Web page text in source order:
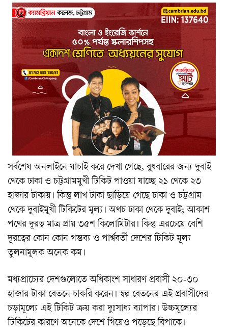
সর্বশেষ অনলাইনে যাচাই করে দেখা গেছে, বুধবারের জন্য দুবাই
থেকে ঢাকা ও চট্টগ্রামমুখী টিকিট পাওয়া যাচ্ছে ২১ থেকে ২৩
হাজার টাকায়। কিন্তু লাখ টাকা ছাড়িয়ে গেছে ঢাকা ও চট্টগ্রাম
থেকে দুবাইমুখী টিকিটের মূল্য। অথচ ঢাকা থেকে দুবাই; আকাশ
পথের দূরত্ব মাত্র প্রায় ৩৫শ কিলোমিটার। কিন্তু এরচেয়ে বেশি
দূরত্বের কোন কোন গন্তব্য ও পার্শ্ববর্তী দেশের টিকিট মূল্য
তুলনামূলক অনেক কম।
মধ্যপ্রাচ্যের দেশগুলোতে অধিকাংশ সাধারণ প্রবাসী ২০-৩০
হাজার টাকা বেতনে চাকরি করেন। স্বল্প বেতনের এই প্রবাসীদের
চড়ামূল্যে এই টিকিট ক্রয় করা দুঃসাধ্য ব্যাপার। উচ্চমূল্যের
টিকিটের কারণে অনেকে দেশে গিয়েও পড়েছে বিপাকে।